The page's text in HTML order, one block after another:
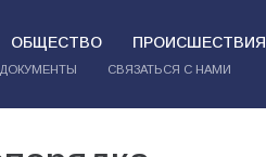
ОБЩЕСТВО ПРОИСШЕСТВИЯ
ДОКУМЕНТЫ СВЯЗАТЬСЯ С НАМИ